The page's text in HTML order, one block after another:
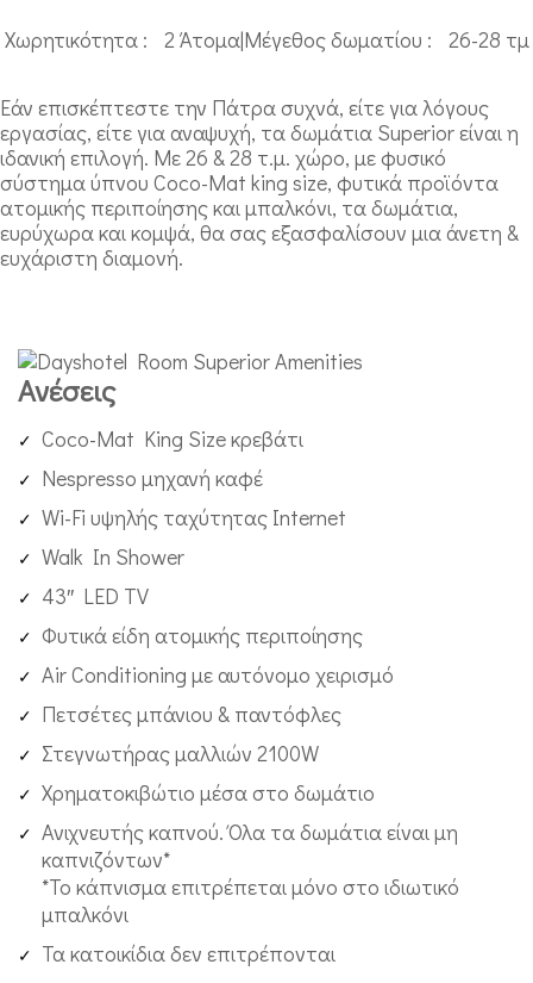
Εναλλαγή Υψηλής Αντίθεσης
Χωρητικότητα : 2 Άτομα|Μέγεθος δωματίου : 26-28 τμ
Εάν επισκέπτεστε την Πάτρα συχνά, είτε για λόγους
εργασίας, είτε για αναψυχή, τα δωμάτια Superior είναι η
ιδανική επιλογή. Με 26 & 28 τ.μ. χώρο, με φυσικό
σύστημα ύπνου Coco-Mat king size, φυτικά προϊόντα
ατομικής περιποίησης και μπαλκόνι, τα δωμάτια,
ευρύχωρα και κομψά, θα σας εξασφαλίσουν μια άνετη &
ευχάριστη διαμονή.
Ανέσεις
Coco-Mat King Size κρεβάτι
Nespresso μηχανή καφέ
Wi-Fi υψηλής ταχύτητας Internet
Walk In Shower
43″ LED TV
Φυτικά είδη ατομικής περιποίησης
Air Conditioning με αυτόνομο χειρισμό
Πετσέτες μπάνιου & παντόφλες
Στεγνωτήρας μαλλιών 2100W
Χρηματοκιβώτιο μέσα στο δωμάτιο
Ανιχνευτής καπνού. Όλα τα δωμάτια είναι μη
καπνιζόντων*
*Το κάπνισμα επιτρέπεται μόνο στο ιδιωτικό
μπαλκόνι
Τα κατοικίδια δεν επιτρέπονται